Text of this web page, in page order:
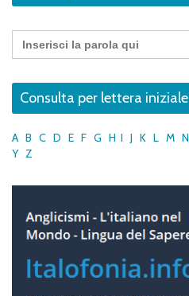
Search
for:
Consulta per lettera iniziale
A B C D E F G H I J K L M N
Y Z